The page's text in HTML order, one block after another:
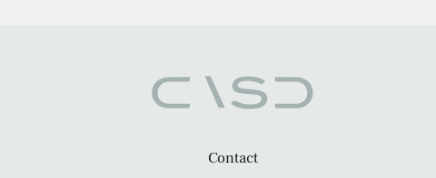
Contact